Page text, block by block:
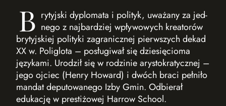
B rytyjski dyplomata i polityk, uważany za jed­
nego z najbardziej wpływowych kreatorów
brytyjskiej polityki zagranicznej pierwszych dekad
XX w. Poliglota – posługiwał się dziesięcioma
języka­mi. Urodził się w rodzinie arystokratycznej –
jego ojciec (Henry Howard) i dwóch braci pełniło
mandat deputowanego Izby Gmin. Odbierał
edukację w prestiżowej Harrow School.